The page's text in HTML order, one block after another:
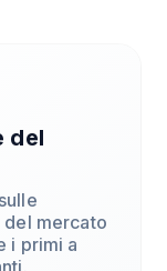
del
mercato
i primi a